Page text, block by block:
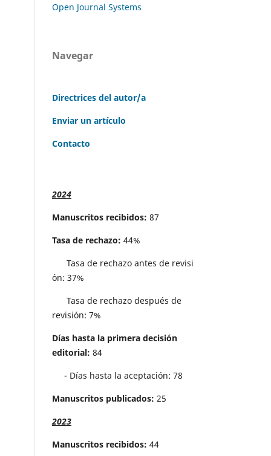
Open Journal Systems
Navegar
Directrices del autor/a
Enviar un artículo
Contacto
2024
Manuscritos recibidos: 87
Tasa de rechazo: 44%
Tasa de rechazo antes de revisi
´on: 37%
Tasa de rechazo después de
revisión: 7%
Días hasta la primera decisión
editorial: 84
- Días hasta la aceptación: 78
Manuscritos publicados: 25
2023
Manuscritos recibidos: 44